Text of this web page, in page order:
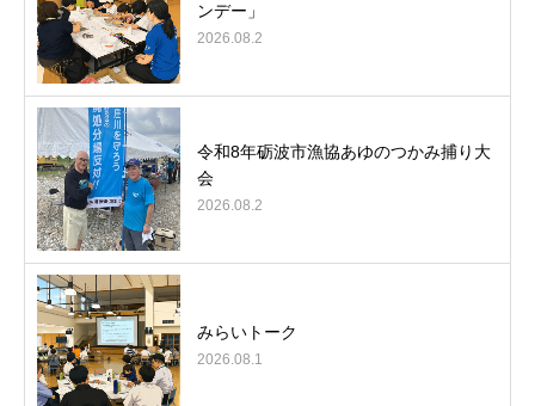
ンデー」
2026.08.2
令和8年砺波市漁協あゆのつかみ捕り大
会
2026.08.2
みらいトーク
2026.08.1